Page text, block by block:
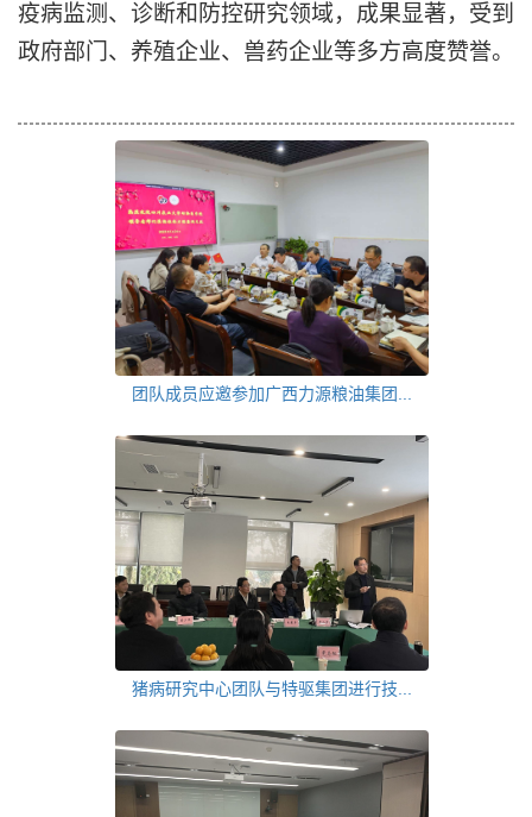
疫病监测、诊断和防控研究领域，成果显著，受到
政府部门、养殖企业、兽药企业等多方高度赞誉。
团队成员应邀参加广西力源粮油集团...
猪病研究中心团队与特驱集团进行技...